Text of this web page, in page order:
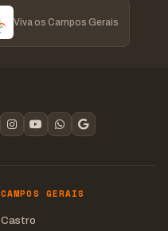
Viva os Campos Gerais
CAMPOS GERAIS
Castro